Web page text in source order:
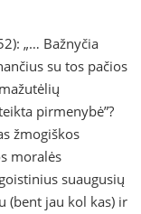
„… Bažnyčia
su tos pačios
pirmenybė”?
žmogiškos
moralės
suaugusių
(bent jau kol kas) ir